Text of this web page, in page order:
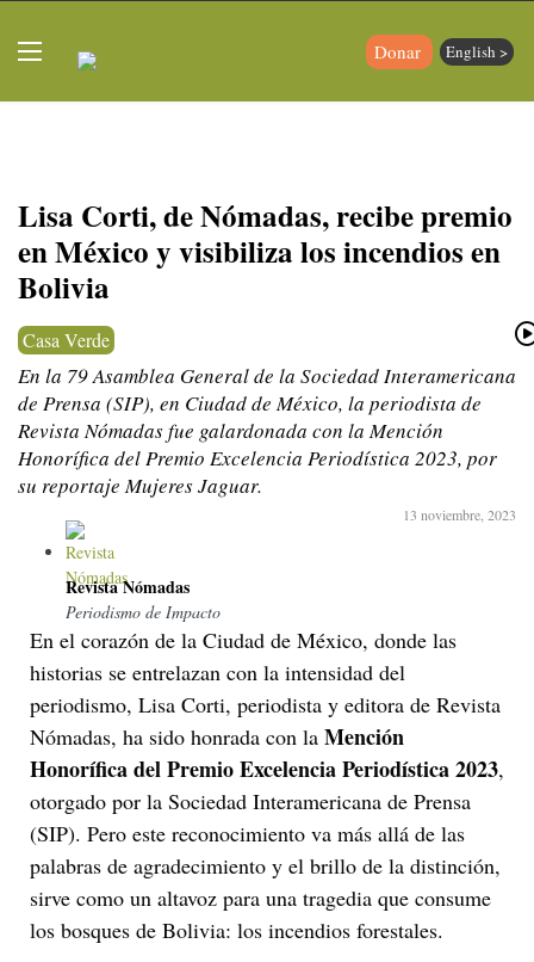
Donar English >
Lisa Corti, de Nómadas, recibe premio
en México y visibiliza los incendios en
Bolivia
Casa Verde
En la 79 Asamblea General de la Sociedad Interamericana
de Prensa (SIP), en Ciudad de México, la periodista de
Revista Nómadas fue galardonada con la Mención
Honorífica del Premio Excelencia Periodística 2023, por
su reportaje Mujeres Jaguar.
13 noviembre, 2023
Revista Nómadas
Periodismo de Impacto
En el corazón de la Ciudad de México, donde las
historias se entrelazan con la intensidad del
periodismo, Lisa Corti, periodista y editora de Revista
Nómadas, ha sido honrada con la Mención
Honorífica del Premio Excelencia Periodística 2023,
otorgado por la Sociedad Interamericana de Prensa
(SIP). Pero este reconocimiento va más allá de las
palabras de agradecimiento y el brillo de la distinción,
sirve como un altavoz para una tragedia que consume
los bosques de Bolivia: los incendios forestales.